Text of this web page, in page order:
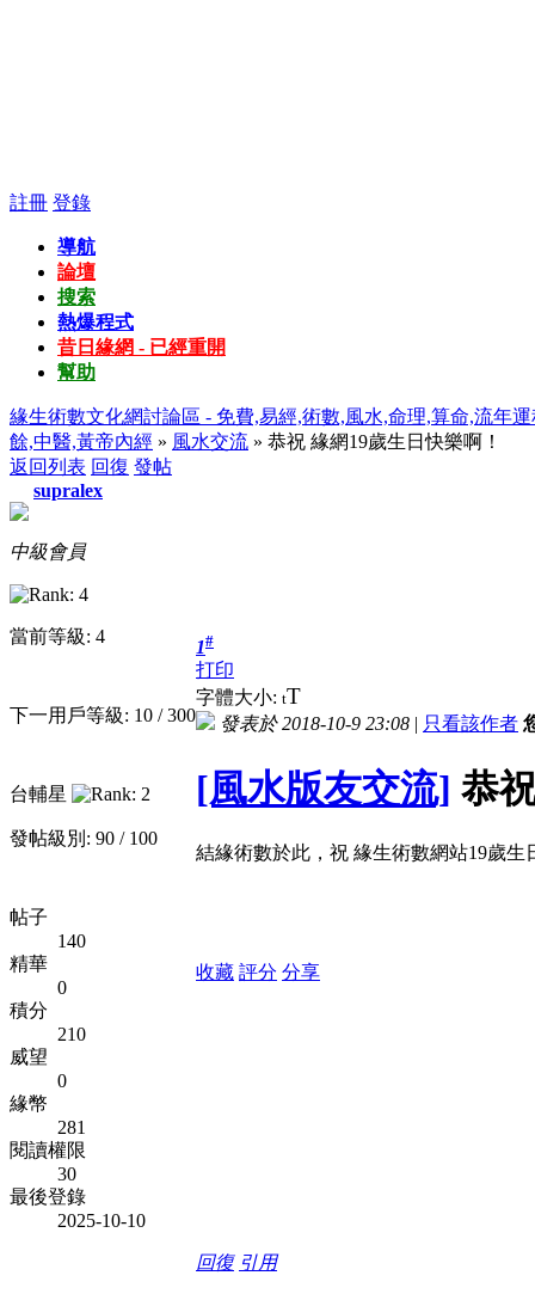
註冊 登錄
導航
論壇
搜索
熱爆程式
昔日緣網 - 已經重開
幫助
緣生術數文化網討論區 - 免費,易經,術數,風水,命理,算命,流年
餘,中醫,黃帝內經 » 風水交流 » 恭祝 緣網19歲生日快樂啊！
返回列表 回復 發帖
supralex
中級會員
當前等級: 4
下一用戶等級: 10 / 300
台輔星
發帖級別: 90 / 100
帖子
140
精華
0
積分
210
威望
0
緣幣
281
閱讀權限
30
最後登錄
2025-10-10
1#
打印
字體大小: tT
發表於 2018-10-9 23:08 | 只看該作者
[風水版友交流] 恭
結緣術數於此，祝 緣生術數網站19歲生
收藏 評分 分享
回復 引用